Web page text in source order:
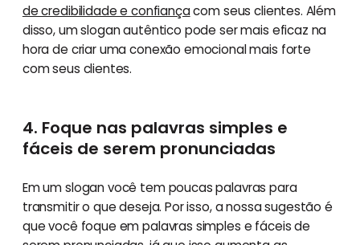
de credibilidade e confiançacom seus clientes. Além
disso, um slogan autêntico pode ser mais eficaz na
hora de criar uma conexão emocional mais forte
com seus clientes.
4. Foque nas palavras simples e
fáceis de serem pronunciadas
Em um slogan você tem poucas palavras para
transmitir o que deseja. Por isso, a nossa sugestão é
que você foque em palavras simples e fáceis de